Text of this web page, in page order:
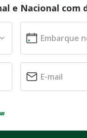
e Nacional com